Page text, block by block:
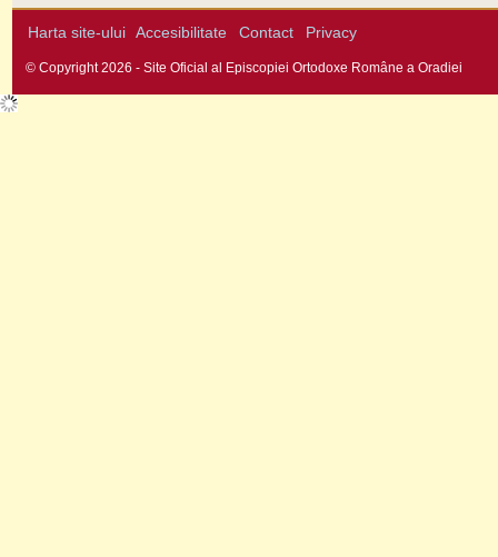
Harta site-ului Accesibilitate Contact Privacy
© Copyright 2026 - Site Oficial al Episcopiei Ortodoxe Române a Oradiei